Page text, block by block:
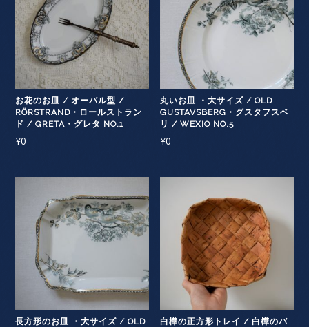
お花のお皿 / オーバル型 /
RÖRSTRAND・ロールストラン
ド / GRETA・グレタ NO.1
¥0
丸いお皿 ・大サイズ / OLD
GUSTAVSBERG・グスタフスベ
リ / WEXIO NO.5
¥0
長方形のお皿 ・大サイズ / OLD
白樺の正方形トレイ / 白樺のバ